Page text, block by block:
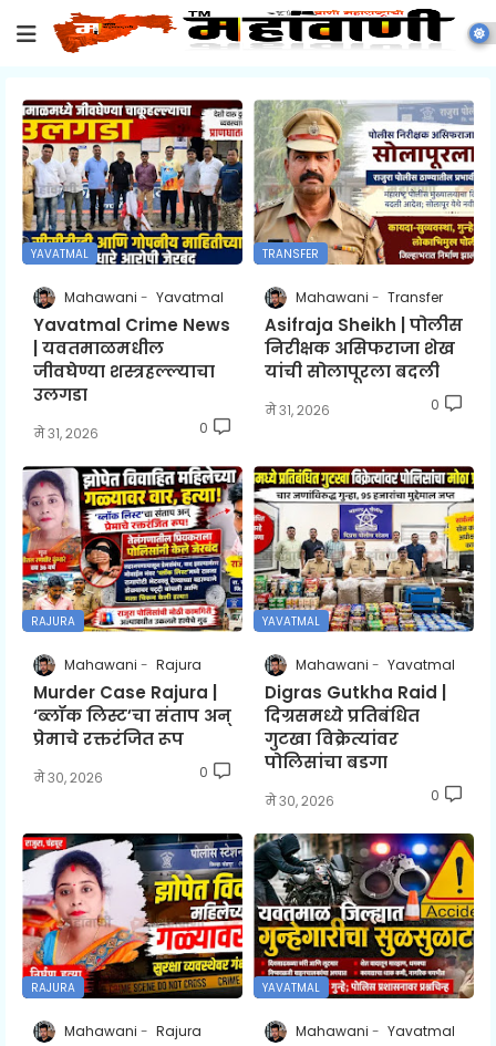
YAVATMAL
Mahawani Yavatmal
Yavatmal Crime News
| यवतमाळमधील
जीवघेण्या शस्त्रहल्ल्याचा
उलगडा
मे ३१, २०२६ 0
TRANSFER
Mahawani Transfer
Asifraja Sheikh | पोलीस
निरीक्षक असिफराजा शेख
यांची सोलापूरला बदली
मे ३१, २०२६ 0
RAJURA
Mahawani Rajura
Murder Case Rajura |
‘ब्लॉक लिस्ट’चा संताप अन्
प्रेमाचे रक्तरंजित रूप
मे ३०, २०२६ 0
YAVATMAL
Mahawani Yavatmal
Digras Gutkha Raid |
दिग्रसमध्ये प्रतिबंधित
गुटखा विक्रेत्यांवर
पोलिसांचा बडगा
मे ३०, २०२६ 0
RAJURA
Mahawani Rajura
YAVATMAL
Mahawani Yavatmal